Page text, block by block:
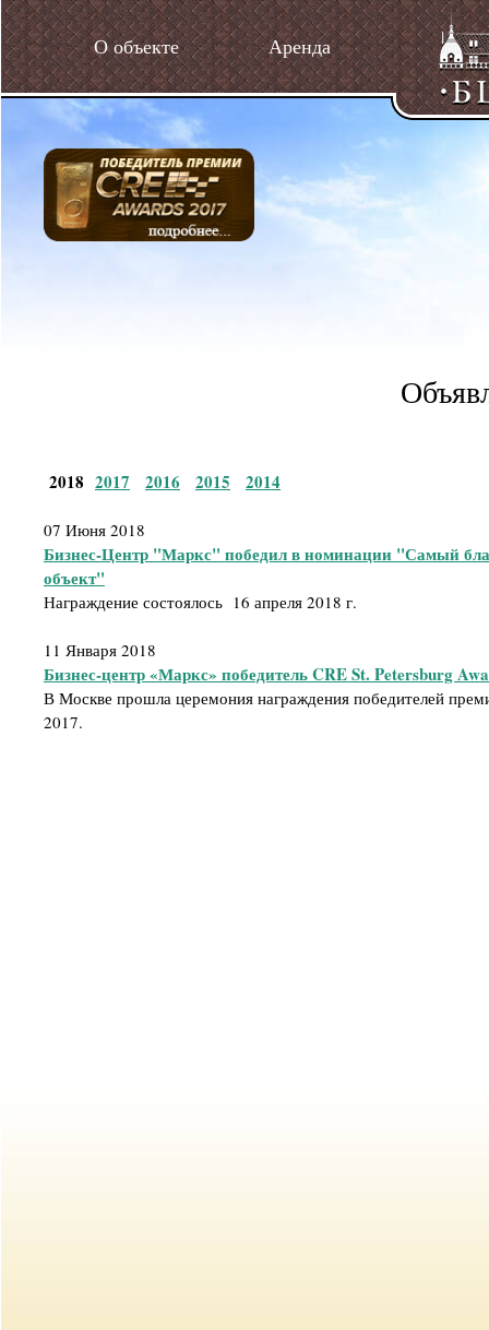
О объекте Аренда
2018 2017 2016 2015 2014
07 Июня 2018
Бизнес-Центр "Маркс" победил в номинации "Самый
объект"
Награждение состоялось 16 апреля 2018 г.
11 Января 2018
Бизнес-центр «Маркс» победитель CRE St. Petersburg
В Москве прошла церемония награждения победителей
2017.